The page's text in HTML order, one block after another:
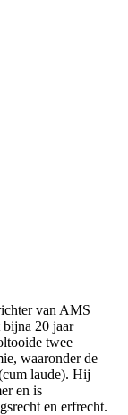
van AMS
bijna 20 jaar
twee
waaronder de
laude). Hij
en is
en erfrecht.